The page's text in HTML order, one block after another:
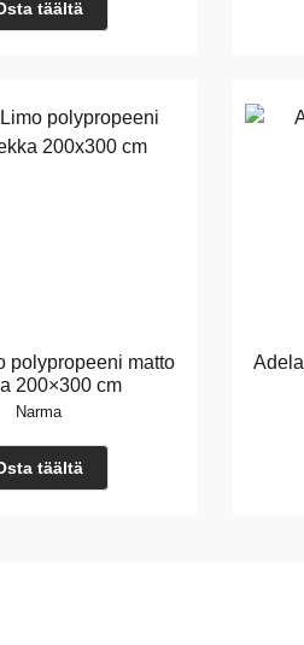
täältä
polypropeeni matto
200×300 cm
Narma
täältä